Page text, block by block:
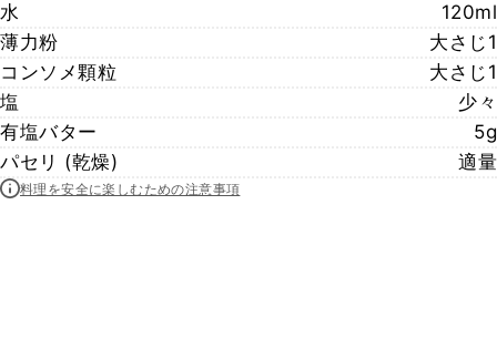
水
120ml
薄力粉
大さじ1
コンソメ顆粒
大さじ1
塩
少々
有塩バター
5g
パセリ (乾燥)
適量
料理を安全に楽しむための注意事項